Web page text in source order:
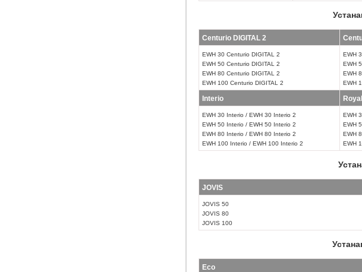
Centurio DIGITAL 2
EWH 30 Centurio DIGITAL 2
EWH 50 Centurio DIGITAL 2
EWH 80 Centurio DIGITAL 2
EWH 100 Centurio DIGITAL 2
EWH
EWH
EWH
EWH
Interio
EWH 30 Interio / EWH 30 Interio 2
EWH 50 Interio / EWH 50 Interio 2
EWH 80 Interio / EWH 80 Interio 2
EWH 100 Interio / EWH 100 Interio 2
EWH
EWH
EWH
EWH
JOVIS
JOVIS 50
JOVIS 80
JOVIS 100
Eco